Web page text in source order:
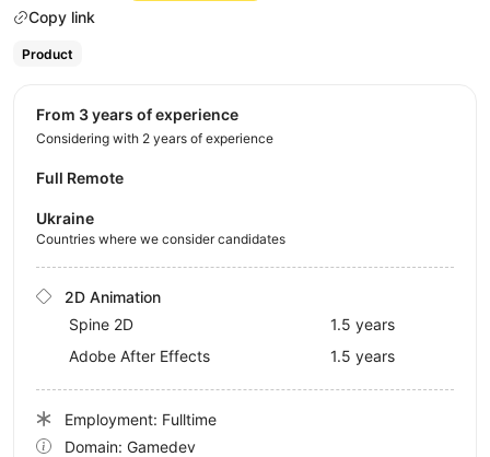
Copy link
Product
from 3 years of experience
Considering with 2 years of experience
Full Remote
Ukraine
Countries where we consider candidates
2D Animation
Spine 2D
1.5 years
Adobe After Effects
1.5 years
Employment: Fulltime
Domain: Gamedev